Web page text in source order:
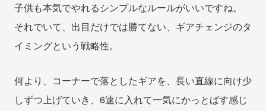
子供も本気でやれるシンプルなルールがいいですね。
それでいて、出目だけでは勝てない、ギアチェンジのタ
イミングという戦略性。
何より、コーナーで落としたギアを、長い直線に向け少
しずつ上げていき、6速に入れて一気にかっとばす感じ